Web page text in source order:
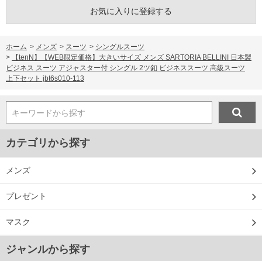
KB8/123/115/185
※【返品交換について】
返品交換希望の方は、商品到着後1週間以内にご連絡ください。
下着(肌着)やワイシャツは商品の性質上、返品交換不可とさせて頂いております。予め
ご了承くださいませ。
備考欄に股下●cmとご記入下さい。（裾上げ無料対象商品は1本につき税込6,000円以
上の品が対象。1本5,999円以下の商品は有料（500円+税）となります。）
尚、裾上げした商品は返品・交換不可となりますので、予めご了承下さい。
ください。
す。そのようなことがない様最大限に努めておりますが、もしあった場合速やかにご
連絡させて頂きますので予めご了承ください。
お気に入りに登録する
ホーム > メンズ > スーツ > シングルスーツ
>
【tenN】【WEB限定価格】大きいサイズ メンズ SARTORIA BELLINI 日本製
ビジネス スーツ アジャスター付 シングル 2ツ釦 ビジネススーツ 高級スーツ
上下セット jbt6s010-113
キーワードから探す
カテゴリから探す
メンズ
プレゼント
マスク
ジャンルから探す